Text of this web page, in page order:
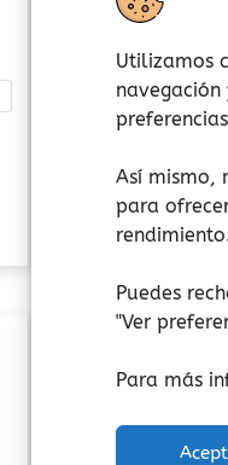
Utilizamos
Así mismo,
para
Puedes
"Ver
Para más
15,00
Añadir
Añadir a